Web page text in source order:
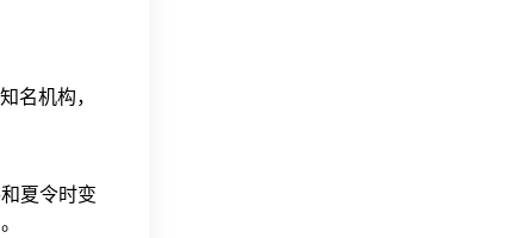
名机构，
夏令时变